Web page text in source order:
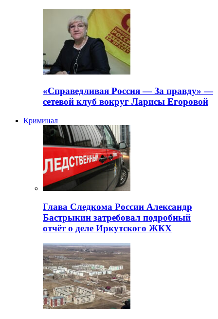
«Справедливая Россия — За правду» —
сетевой клуб вокруг Ларисы Егоровой
Криминал
Глава Следкома России Александр
Бастрыкин затребовал подробный
отчёт о деле Иркутского ЖКХ